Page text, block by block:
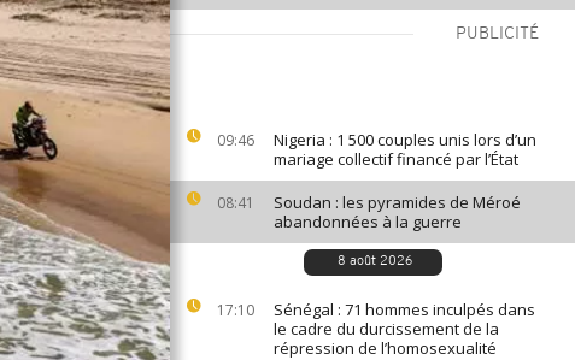
PUBLICITÉ
09:46
Nigeria : 1 500 couples unis lors d’un
mariage collectif financé par l’État
08:41
Soudan : les pyramides de Méroé
abandonnées à la guerre
8 août 2026
17:10
Sénégal : 71 hommes inculpés dans
le cadre du durcissement de la
répression de l’homosexualité